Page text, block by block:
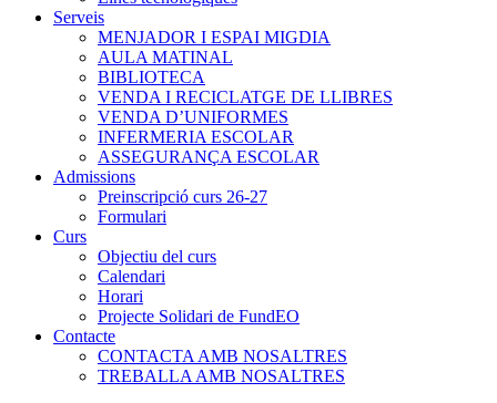
Serveis
MENJADOR I ESPAI MIGDIA
AULA MATINAL
BIBLIOTECA
VENDA I RECICLATGE DE LLIBRES
VENDA D’UNIFORMES
INFERMERIA ESCOLAR
ASSEGURANÇA ESCOLAR
Admissions
Preinscripció curs 26-27
Formulari
Curs
Objectiu del curs
Calendari
Horari
Projecte Solidari de FundEO
Contacte
CONTACTA AMB NOSALTRES
TREBALLA AMB NOSALTRES